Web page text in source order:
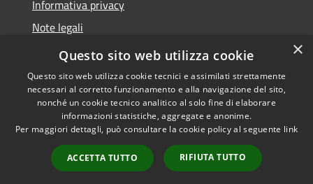
Informativa privacy
Note legali
Dichiarazione di accessibilità
Accessibilità
Copyright © 2026 • Comune di
Castiglione della Pescaia •
Powered byMunicipium
Accesso redazione
×
Questo sito web utilizza cookie
Questo sito web utilizza cookie tecnici e assimilati strettamente
necessari al corretto funzionamento e alla navigazione del sito,
nonché un cookie tecnico analitico al solo fine di elaborare
informazioni statistiche, aggregate e anonime.
Per maggiori dettagli, può consultare la cookie policy al seguente link
ACCETTA TUTTO RIFIUTA TUTTO